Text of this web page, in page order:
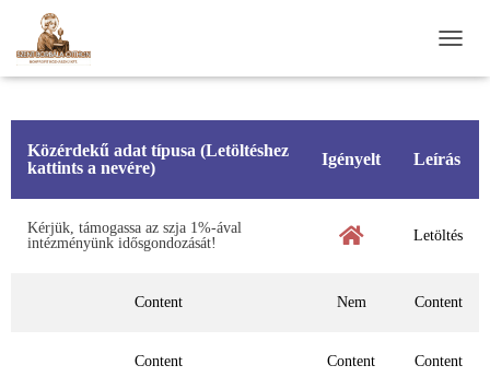
Közérdekű adat típusa (Letöltéshez
kattints a nevére)
Igényelt Leírás
Kérjük, támogassa az szja 1%-ával
intézményünk idősgondozását!
Letöltés
Content Nem Content
Content Content Content